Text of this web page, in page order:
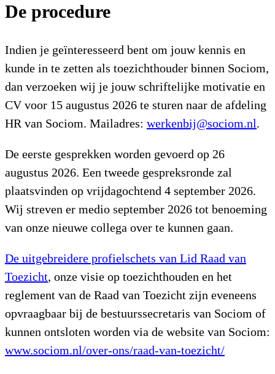
De procedure
Indien je geïnteresseerd bent om jouw kennis en
kunde in te zetten als toezichthouder binnen Sociom,
dan verzoeken wij je jouw schriftelijke motivatie en
CV voor 15 augustus 2026 te sturen naar de afdeling
HR van Sociom. Mailadres: werkenbij@sociom.nl.
De eerste gesprekken worden gevoerd op 26
augustus 2026. Een tweede gespreksronde zal
plaatsvinden op vrijdagochtend 4 september 2026.
Wij streven er medio september 2026 tot benoeming
van onze nieuwe collega over te kunnen gaan.
De uitgebreidere profielschets van Lid Raad van
Toezicht, onze visie op toezichthouden en het
reglement van de Raad van Toezicht zijn eveneens
opvraagbaar bij de bestuurssecretaris van Sociom of
kunnen ontsloten worden via de website van Sociom:
www.sociom.nl/over-ons/raad-van-toezicht/